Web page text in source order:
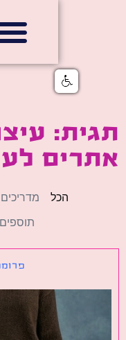
עיצוב
מדריכים
תוספים
פרומפט